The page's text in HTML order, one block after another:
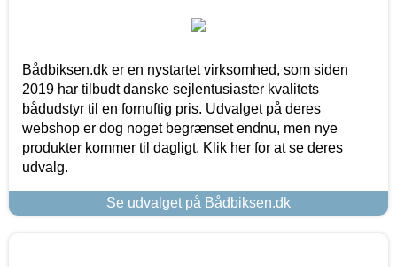
Bådbiksen.dk er en nystartet virksomhed, som siden
2019 har tilbudt danske sejlentusiaster kvalitets
bådudstyr til en fornuftig pris. Udvalget på deres
webshop er dog noget begrænset endnu, men nye
produkter kommer til dagligt. Klik her for at se deres
udvalg.
Se udvalget på Bådbiksen.dk